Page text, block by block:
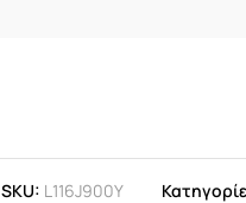
SKU: L116J900Y